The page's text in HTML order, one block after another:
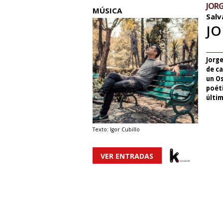
MÚSICA
Texto: Igor Cubillo
VER ENTRADAS
de
un